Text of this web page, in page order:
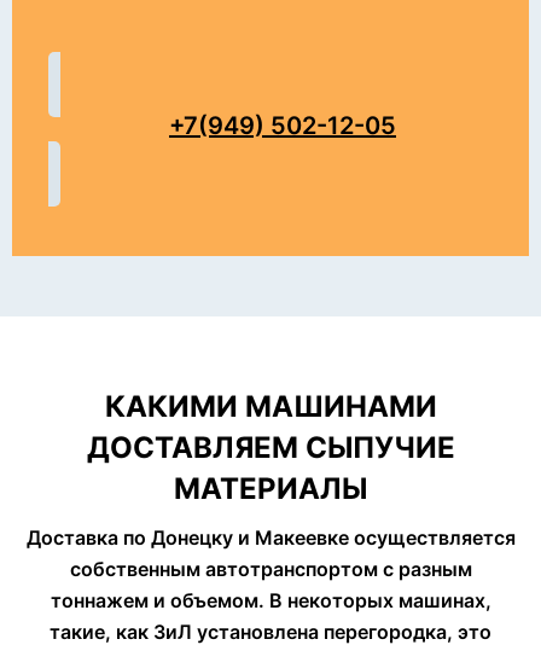
+7(949) 502-12-05
КАКИМИ МАШИНАМИ
ДОСТАВЛЯЕМ СЫПУЧИЕ
МАТЕРИАЛЫ
Доставка по Донецку и Макеевке осуществляется
собственным автотранспортом с разным
тоннажем и объемом. В некоторых машинах,
такие, как ЗиЛ установлена перегородка, это